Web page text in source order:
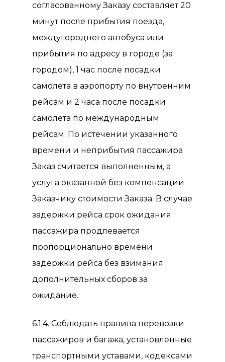
согласованному Заказу составляет 20
минут после прибытия поезда,
междугороднего автобуса или
прибытия по адресу в городе (за
городом), 1 час после посадки
самолета в аэропорту по внутренним
рейсам и 2 часа после посадки
самолета по международным
рейсам. По истечении указанного
времени и неприбытия пассажира
Заказ считается выполненным, а
услуга оказанной без компенсации
Заказчику стоимости Заказа. В случае
задержки рейса срок ожидания
пассажира продлевается
пропорционально времени
задержки рейса без взимания
дополнительных сборов за
ожидание.
6.1.4. Соблюдать правила перевозки
пассажиров и багажа, установленные
транспортными уставами, кодексами